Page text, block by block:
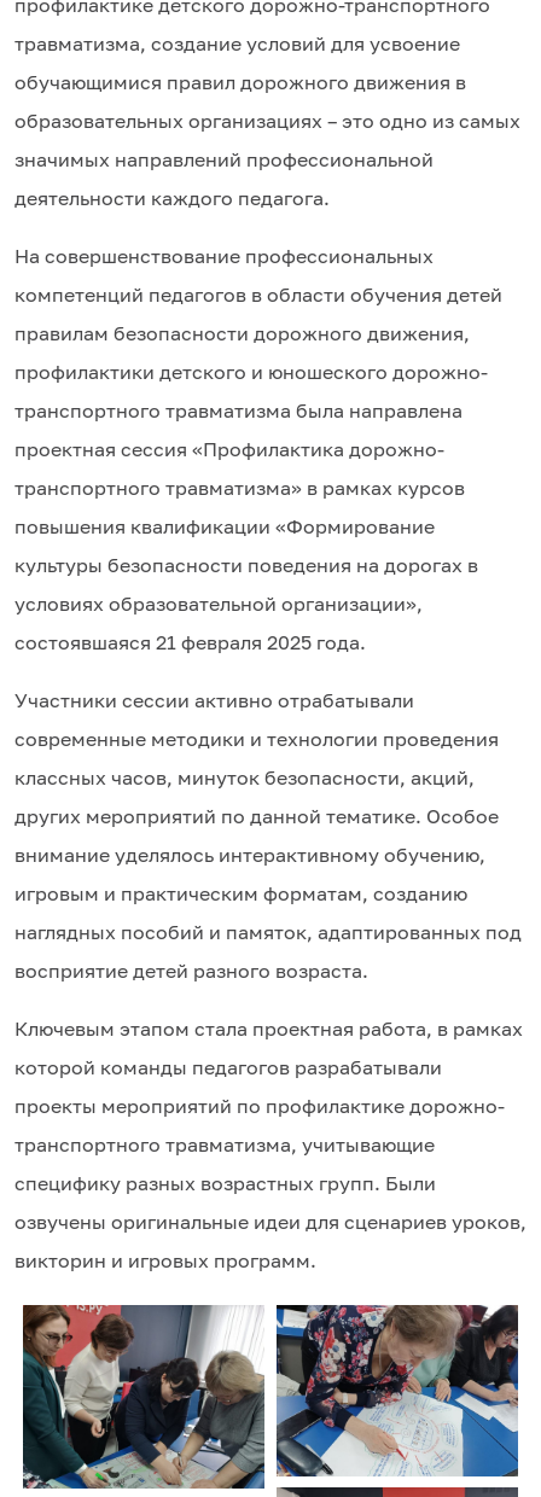
травматизма, создание условий для усвоение
обучающимися правил дорожного движения в
образовательных организациях – это одно из самых
значимых направлений профессиональной
деятельности каждого педагога.
На совершенствование профессиональных
компетенций педагогов в области обучения детей
правилам безопасности дорожного движения,
профилактики детского и юношеского дорожно-
транспортного травматизма была направлена
проектная сессия «Профилактика дорожно-
транспортного травматизма» в рамках курсов
повышения квалификации «Формирование
культуры безопасности поведения на дорогах в
условиях образовательной организации»,
состоявшаяся 21 февраля 2025 года.
Участники сессии активно отрабатывали
современные методики и технологии проведения
классных часов, минуток безопасности, акций,
других мероприятий по данной тематике. Особое
внимание уделялось интерактивному обучению,
игровым и практическим форматам, созданию
наглядных пособий и памяток, адаптированных под
восприятие детей разного возраста.
Ключевым этапом стала проектная работа, в рамках
которой команды педагогов разрабатывали
проекты мероприятий по профилактике дорожно-
транспортного травматизма, учитывающие
специфику разных возрастных групп. Были
озвучены оригинальные идеи для сценариев уроков,
викторин и игровых программ.